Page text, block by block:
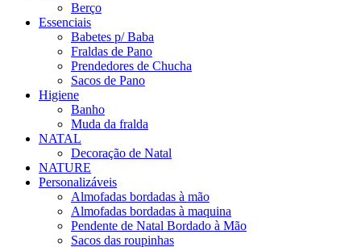
Berço
Essenciais
Babetes p/ Baba
Fraldas de Pano
Prendedores de Chucha
Sacos de Pano
Higiene
Banho
Muda da fralda
NATAL
Decoração de Natal
NATURE
Personalizáveis
Almofadas bordadas à mão
Almofadas bordadas à maquina
Pendente de Natal Bordado à Mão
Sacos das roupinhas